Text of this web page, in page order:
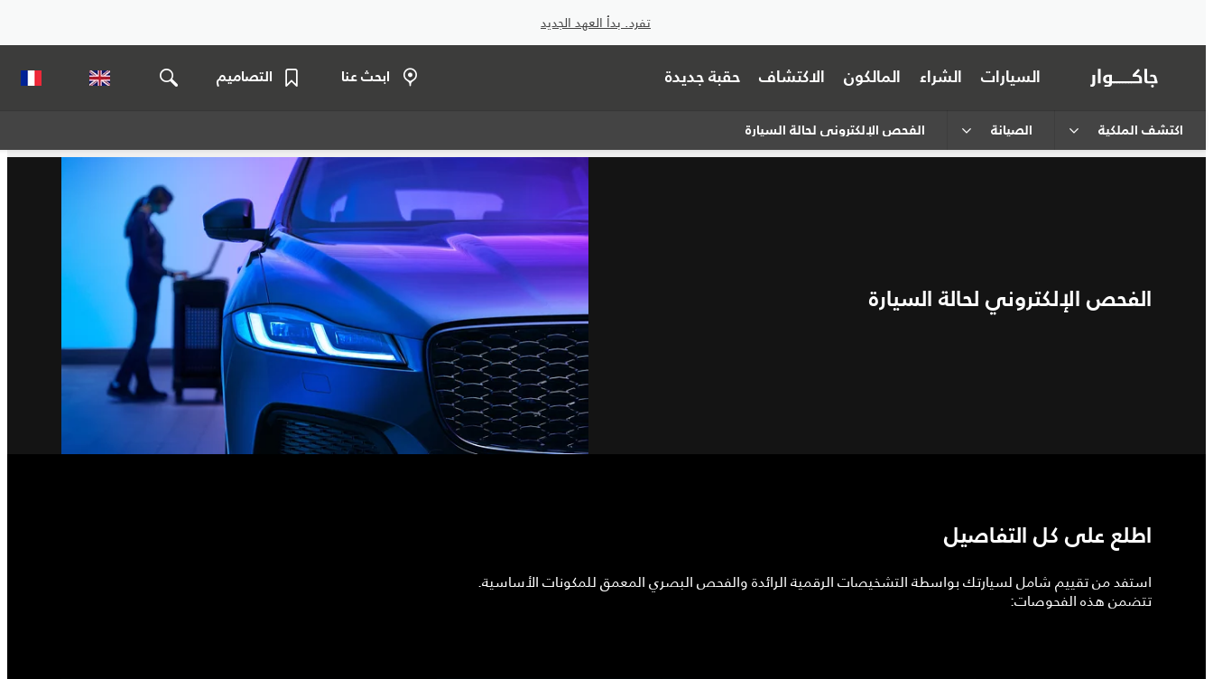
تفرد. بدأ العهد الجديد
السيارات الشراء المالكون الاكتشاف حقبة جديدة ابحث عنا التصاميم
اكتشف الملكية الصيانة الفحص الإلكتروني لحالة السيارة
الفحص الإلكتروني لحالة السيارة
اطلع على كل التفاصيل
استفد من تقييم شامل لسيارتك بواسطة التشخيصات الرقمية الرائدة والفحص البصري المعمق للمكونات الأساسية.
تتضمن هذه الفحوصات: